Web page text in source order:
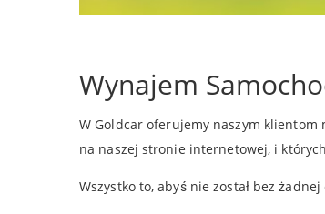
Wynajem
W Goldcar oferujemy naszym klientom
na naszej stronie internetowej, i
Wszystko to, abyś nie został bez